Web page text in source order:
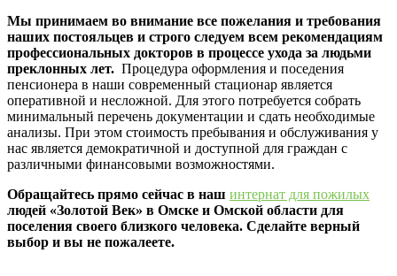
Мы принимаем во внимание все пожелания и требования
наших постояльцев и строго следуем всем рекомендациям
профессиональных докторов в процессе ухода за людьми
преклонных лет. Процедура оформления и поседения
пенсионера в наши современный стационар является
оперативной и несложной. Для этого потребуется собрать
минимальный перечень документации и сдать необходимые
анализы. При этом стоимость пребывания и обслуживания у
нас является демократичной и доступной для граждан с
различными финансовыми возможностями.
Обращайтесь прямо сейчас в наш интернат для пожилых
людей «Золотой Век» в Омске и Омской области для
поселения своего близкого человека. Сделайте верный
выбор и вы не пожалеете.